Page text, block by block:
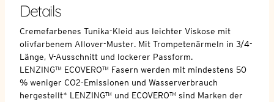
Details
Cremefarbenes Tunika-Kleid aus leichter Viskose mit
olivfarbenem Allover-Muster. Mit Trompetenärmeln in 3/4-
Länge, V-Ausschnitt und lockerer Passform.
LENZING™ ECOVERO™ Fasern werden mit mindestens 50
% weniger CO2-Emissionen und Wasserverbrauch
hergestellt* LENZING™ und ECOVERO™ sind Marken der